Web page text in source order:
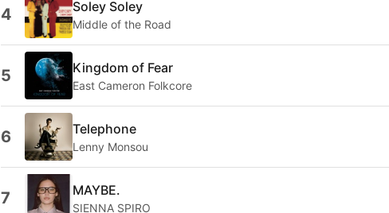
4 Soley Soley
Middle of the Road
5 Kingdom of Fear
East Cameron Folkcore
6 Telephone
Lenny Monsou
7 MAYBE.
SIENNA SPIRO